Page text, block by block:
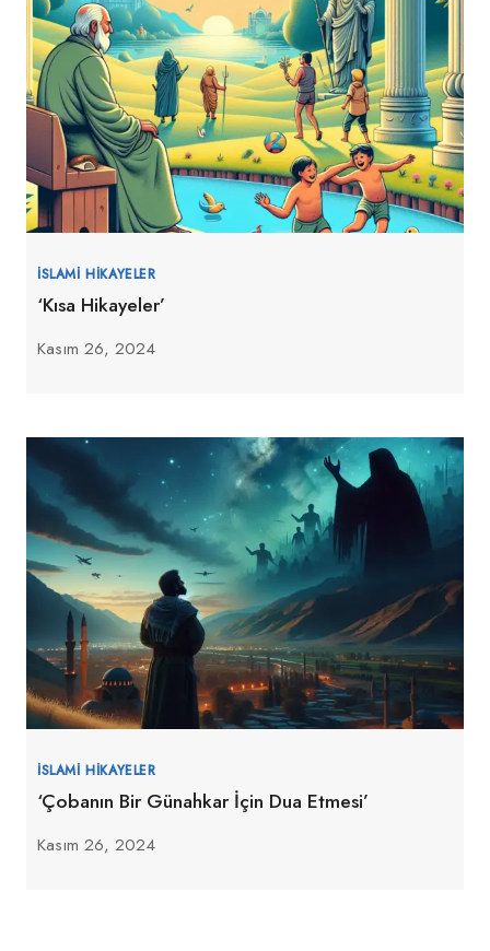
İSLAMI HIKAYELER
‘Kısa Hikayeler’
Kasım 26, 2024
İSLAMI HIKAYELER
‘Çobanın Bir Günahkar İçin Dua Etmesi’
Kasım 26, 2024